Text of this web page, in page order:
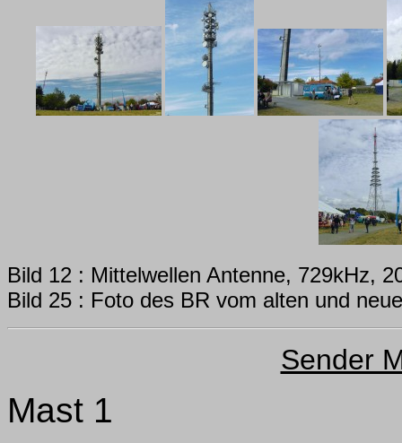
Bild 12 : Mittelwellen Antenne, 729kHz,
Bild 25 : Foto des BR vom alten und
Sender
Mast 1